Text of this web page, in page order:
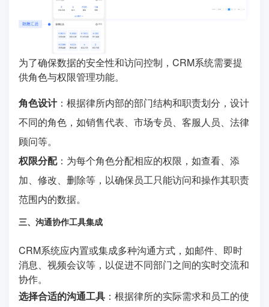
为了确保数据的安全性和访问控制，CRM系统需要提
供角色与权限管理功能。
角色设计：根据律所内部的部门结构和职责划分，设计
不同的角色，如销售代表、市场专员、客服人员、法律
顾问等。
权限分配：为每个角色分配相应的权限，如查看、添
加、修改、删除等，以确保员工只能访问和操作其职责
范围内的数据。
三、沟通协作工具集成
CRM系统应内置或集成多种沟通方式，如邮件、即时
消息、视频会议等，以促进不同部门之间的实时交流和
协作。
选择合适的沟通工具 ：根据律所的实际需求和员工的使